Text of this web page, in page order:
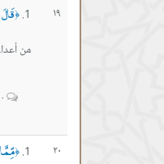
١٩ ﴿
من
٠
٢٠ ﴿